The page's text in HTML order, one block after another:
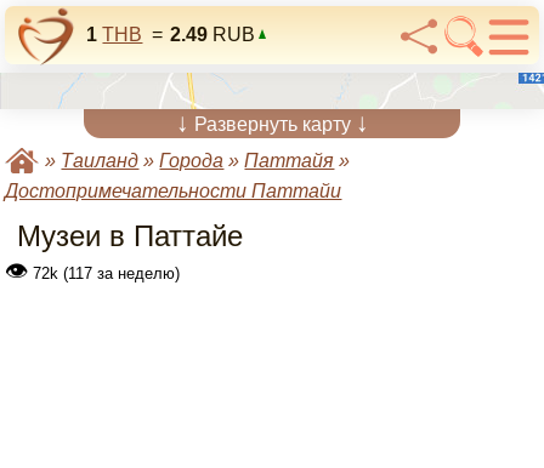
1 THB = 2.49 RUB
↓ Развернуть карту ↓
» Таиланд »Города »Паттайя »
Достопримечательности Паттайи
Музеи в Паттайе
👁 72k (117 за неделю)